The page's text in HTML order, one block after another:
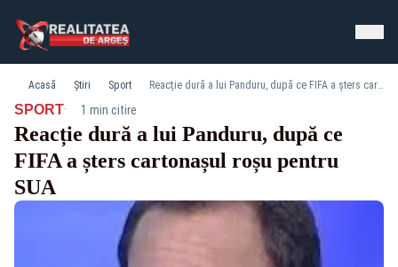
Acasă Știri Sport Reacție dură a lui Panduru, după ce FIFA a șters cartonașul roșu pentru SUA
SPORT· 1 min citire
Reacție dură a lui Panduru, după ce
FIFA a șters cartonașul roșu pentru
SUA